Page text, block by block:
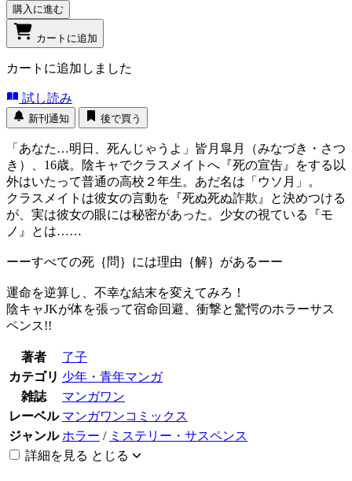
購入に進む
カートに追加
カートに追加しました
試し読み
新刊通知 後で買う
「あなた…明日、死んじゃうよ」皆月皐月（みなづき・さつ
き）、16歳。陰キャでクラスメイトへ『死の宣告』をする以
外はいたって普通の高校２年生。あだ名は「ウソ月」。
クラスメイトは彼女の言動を『死ぬ死ぬ詐欺』と決めつける
が、実は彼女の眼には秘密があった。少女の視ている『モ
ノ』とは……
ーーすべての死｛問｝には理由｛解｝があるーー
運命を逆算し、不幸な結末を変えてみろ！
陰キャJKが体を張って宿命回避、衝撃と驚愕のホラーサス
ペンス!!
著者
了子
カテゴリ 少年・青年マンガ
雑誌
マンガワン
レーベル マンガワンコミックス
ジャンル ホラー / ミステリー・サスペンス
詳細を見る とじる